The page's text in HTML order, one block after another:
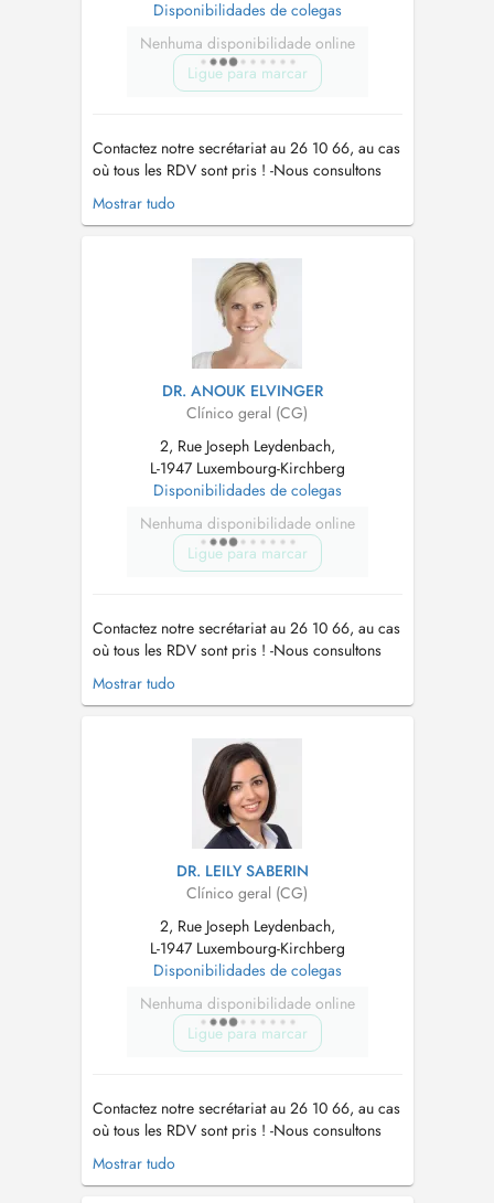
Disponibilidades de colegas
Nenhuma disponibilidade online
Ligue para marcar
Contactez notre secrétariat au 26 10 66, au cas
où tous les RDV sont pris ! -Nous consultons
des enfants à partir de 2 ans. -Vaccination
Covid uniquement sur RDV par téléphone !! -
un supplément d'honoraire pour convenance
personnelle sera demandé. ...
Mostrar tudo
DR. ANOUK ELVINGER
Clínico geral (CG)
2, Rue Joseph Leydenbach,
L-1947 Luxembourg-Kirchberg
Disponibilidades de colegas
Nenhuma disponibilidade online
Ligue para marcar
Contactez notre secrétariat au 26 10 66, au cas
où tous les RDV sont pris ! -Nous consultons
des enfants à partir de 2 ans. -Vaccination
Covid uniquement sur RDV par téléphone !! -
un supplément d'honoraire pour convenance
personnelle sera demandé. -...
Mostrar tudo
DR. LEILY SABERIN
Clínico geral (CG)
2, Rue Joseph Leydenbach,
L-1947 Luxembourg-Kirchberg
Disponibilidades de colegas
Nenhuma disponibilidade online
Ligue para marcar
Contactez notre secrétariat au 26 10 66, au cas
où tous les RDV sont pris ! -Nous consultons
des enfants à partir de 2 ans. -Vaccination
Covid uniquement sur RDV par téléphone !! -
Mostrar tudo